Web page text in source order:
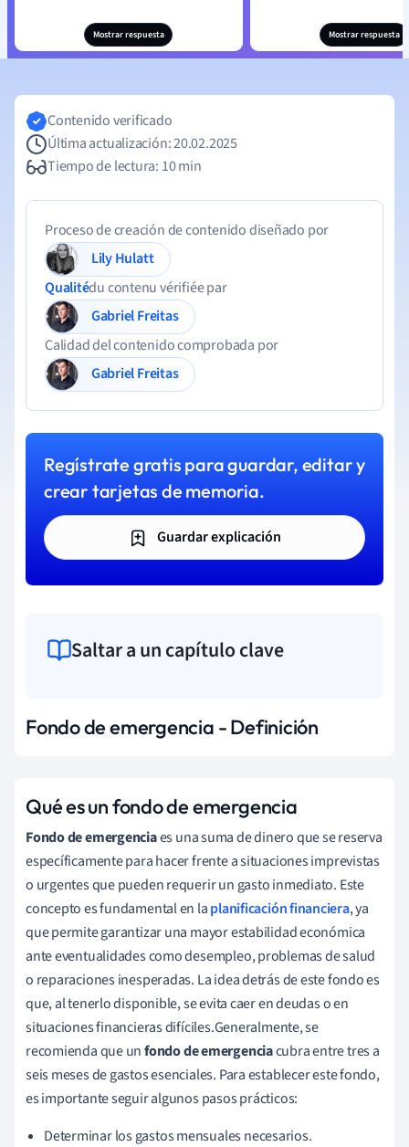
Mostrar respuesta Mostrar respuesta
Contenido verificado
Última actualización: 20.02.2025
Tiempo de lectura: 10 min
Proceso de creación de contenido diseñado por
Lily Hulatt
Qualitédu contenu vérifiée par
Gabriel Freitas
Calidad del contenido comprobada por
Gabriel Freitas
Regístrate gratis para guardar, editar y
crear tarjetas de memoria.
Guardar explicación
Saltar a un capítulo clave
Fondo de emergencia - Definición
Qué es un fondo de emergencia
Fondo de emergenciaes una suma de dinero que se reserva
específicamente para hacer frente a situaciones imprevistas
o urgentes que pueden requerir un gasto inmediato. Este
concepto es fundamental en laplanificación financiera, ya
que permite garantizar una mayor estabilidad económica
ante eventualidades como desempleo, problemas de salud
o reparaciones inesperadas. La idea detrás de este fondo es
que, al tenerlo disponible, se evita caer en deudas o en
situaciones financieras difíciles.Generalmente, se
recomienda que unfondo de emergenciacubra entre tres a
seis meses de gastos esenciales. Para establecer este fondo,
es importante seguir algunos pasos prácticos:
Determinar los gastos mensuales necesarios.